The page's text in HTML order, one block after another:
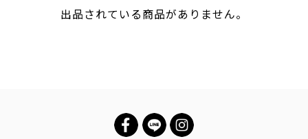
出品されている商品がありません。